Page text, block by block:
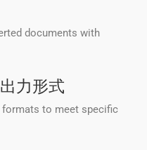
documents with
力形式
to meet specific